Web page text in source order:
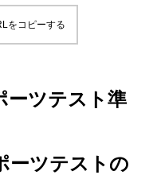
をコピーする
ーツテスト準
ーツテストの